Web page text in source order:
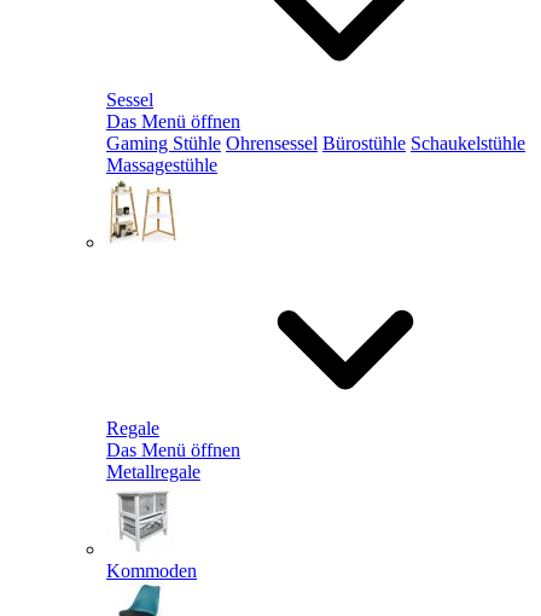
Sessel
Das Menü öffnen
Gaming Stühle Ohrensessel Bürostühle Schaukelstühle
Massagestühle
Regale
Das Menü öffnen
Metallregale
Kommoden